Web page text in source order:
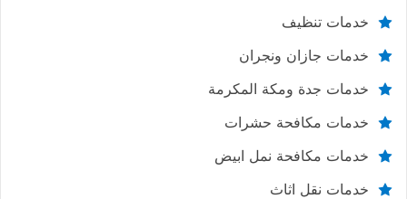
خدمات تنظيف
خدمات جازان ونجران
خدمات جدة ومكة المكرمة
خدمات مكافحة حشرات
خدمات مكافحة نمل ابيض
خدمات نقل اثاث